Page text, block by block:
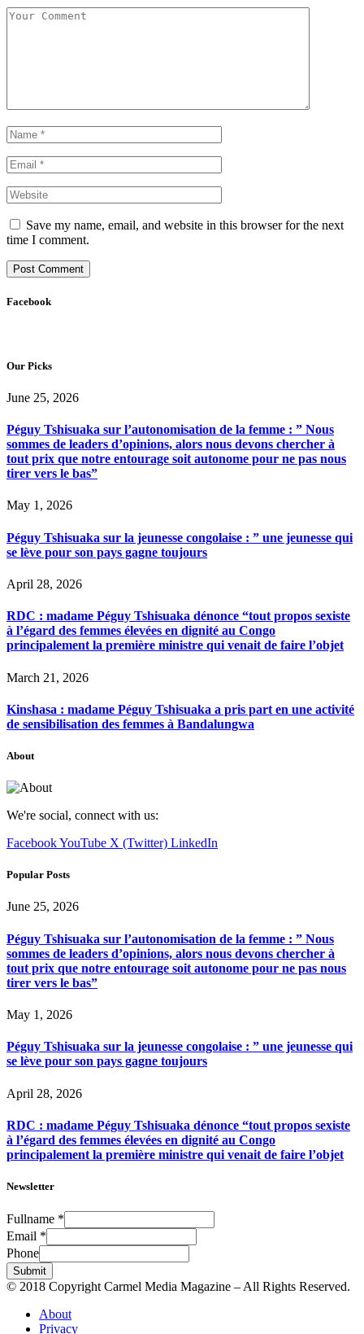
Save my name, email, and website in this browser for the next
time I comment.
Facebook
Our Picks
June 25, 2026
Péguy Tshisuaka sur l’autonomisation de la femme : ” Nous
sommes de leaders d’opinions, alors nous devons chercher à
tout prix que notre entourage soit autonome pour ne pas nous
tirer vers le bas”
May 1, 2026
Péguy Tshisuaka sur la jeunesse congolaise : ” une jeunesse qui
se lève pour son pays gagne toujours
April 28, 2026
RDC : madame Péguy Tshisuaka dénonce “tout propos sexiste
à l’égard des femmes élevées en dignité au Congo
principalement la première ministre qui venait de faire l’objet
March 21, 2026
Kinshasa : madame Péguy Tshisuaka a pris part en une activité
de sensibilisation des femmes à Bandalungwa
About
We're social, connect with us:
FacebookYouTube X (Twitter) LinkedIn
Popular Posts
June 25, 2026
Péguy Tshisuaka sur l’autonomisation de la femme : ” Nous
sommes de leaders d’opinions, alors nous devons chercher à
tout prix que notre entourage soit autonome pour ne pas nous
tirer vers le bas”
May 1, 2026
Péguy Tshisuaka sur la jeunesse congolaise : ” une jeunesse qui
se lève pour son pays gagne toujours
April 28, 2026
RDC : madame Péguy Tshisuaka dénonce “tout propos sexiste
à l’égard des femmes élevées en dignité au Congo
principalement la première ministre qui venait de faire l’objet
Newsletter
Fullname *
Email *
Phone
Submit
© 2018 Copyright Carmel Media Magazine – All Rights Reserved.
About
Privacy